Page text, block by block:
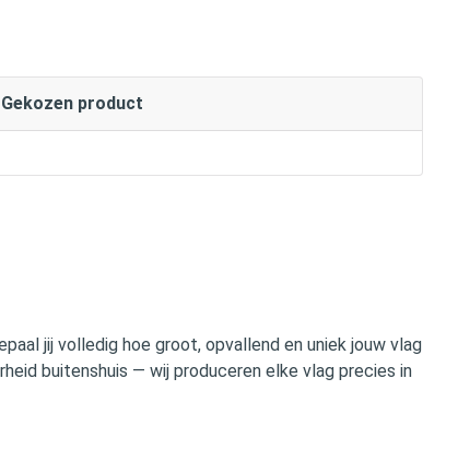
Gekozen product
jij volledig hoe groot, opvallend en uniek jouw vlag
buitenshuis — wij produceren elke vlag precies in